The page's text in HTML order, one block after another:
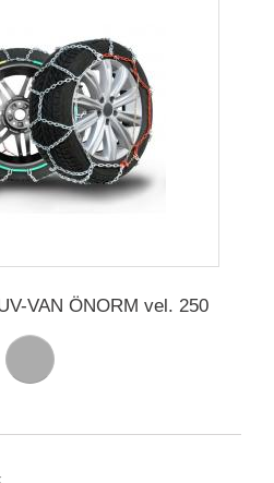
VAN ÖNORM vel. 250